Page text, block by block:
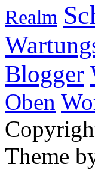
Realm
Blogger
Oben
Theme